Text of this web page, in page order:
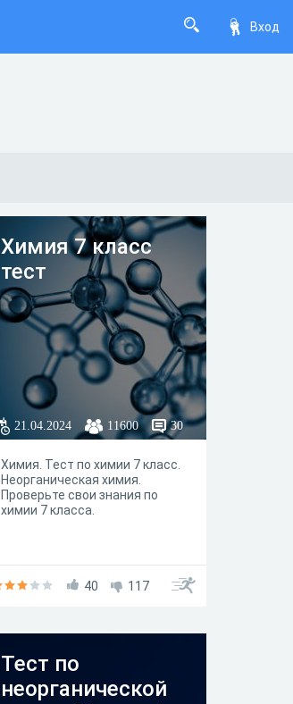
Вход
Химия 7 класс
тест
21.04.2024 11600 30
Химия. Тест по химии 7 класс.
Неорганическая химия.
Проверьте свои знания по
химии 7 класса.
40 117
Тест по
неорганической